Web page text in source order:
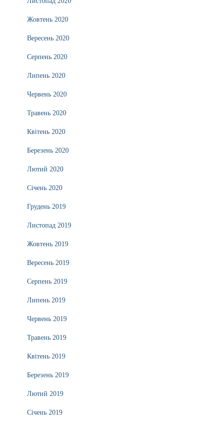
Жовтень 2020
Вересень 2020
Серпень 2020
Липень 2020
Червень 2020
Травень 2020
Квітень 2020
Березень 2020
Лютий 2020
Січень 2020
Грудень 2019
Листопад 2019
Жовтень 2019
Вересень 2019
Серпень 2019
Липень 2019
Червень 2019
Травень 2019
Квітень 2019
Березень 2019
Лютий 2019
Січень 2019